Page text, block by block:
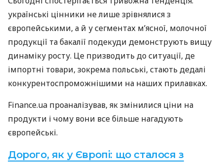
українські цінники не лише зрівнялися з
європейськими, а й у сегментах м’ясної, молочної
продукції та бакалії подекуди демонструють вищу
динаміку росту. Це призводить до ситуації, де
імпортні товари, зокрема польські, стають дедалі
конкурентоспроможнішими на наших прилавках.
Finance.ua проаналізував, як змінилися ціни на
продукти і чому вони все більше нагадують
європейські.
Дорого, як у Європі: що сталося з